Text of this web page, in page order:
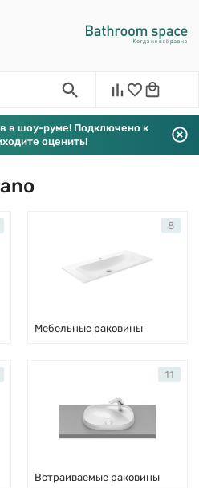
в шоу-руме! Подключено к
оценить!
Мебельные раковины
8
Встраиваемые раковины
11